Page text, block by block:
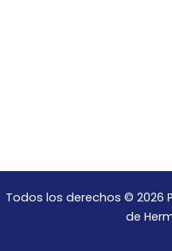
Todos los derechos © 2026
de